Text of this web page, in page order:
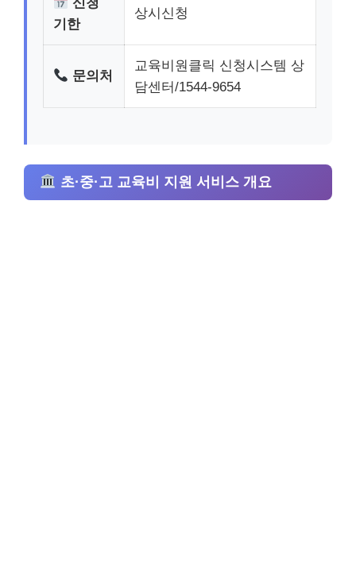
기한
상시신청
문의처
교육비원클릭 신청시스템 상
담센터/1544-9654
초·중·고 교육비 지원 서비스 개요